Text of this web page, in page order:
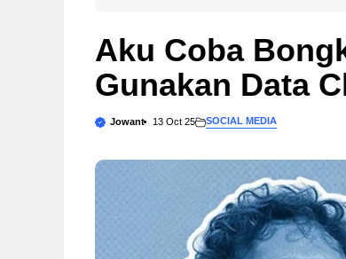
Aku Coba
Gunakan Data
Jowant 13 Oct 25 SOCIAL MEDIA